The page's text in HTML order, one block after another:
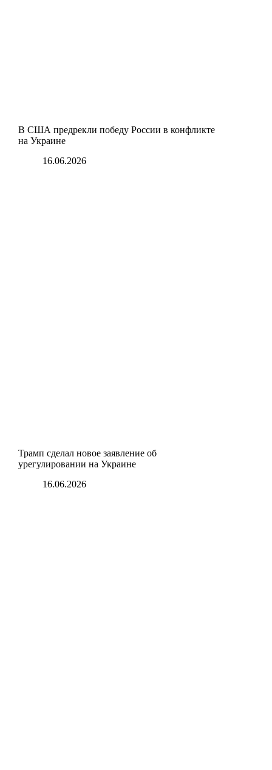
В США предрекли победу России в конфликте
на Украине
16.06.2026
Трамп сделал новое заявление об
урегулировании на Украине
16.06.2026